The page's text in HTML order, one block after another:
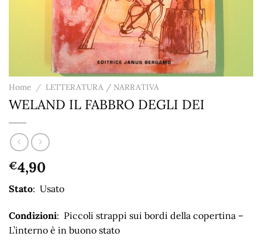
Home / LETTERATURA / NARRATIVA
WELAND IL FABBRO DEGLI DEI
€4,90
Stato: Usato
Condizioni: Piccoli strappi sui bordi della copertina –
L’interno è in buono stato